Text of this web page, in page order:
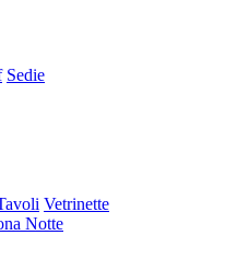
Sedie
Vetrinette
Notte